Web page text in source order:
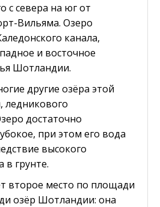
с севера на юг от
Вильяма. Озеро
канала,
и восточное
Шотландии.
другие озёра этой
ледникового
достаточно
при этом его вода
высокого
в грунте.
второе место по площади
озёр Шотландии: она